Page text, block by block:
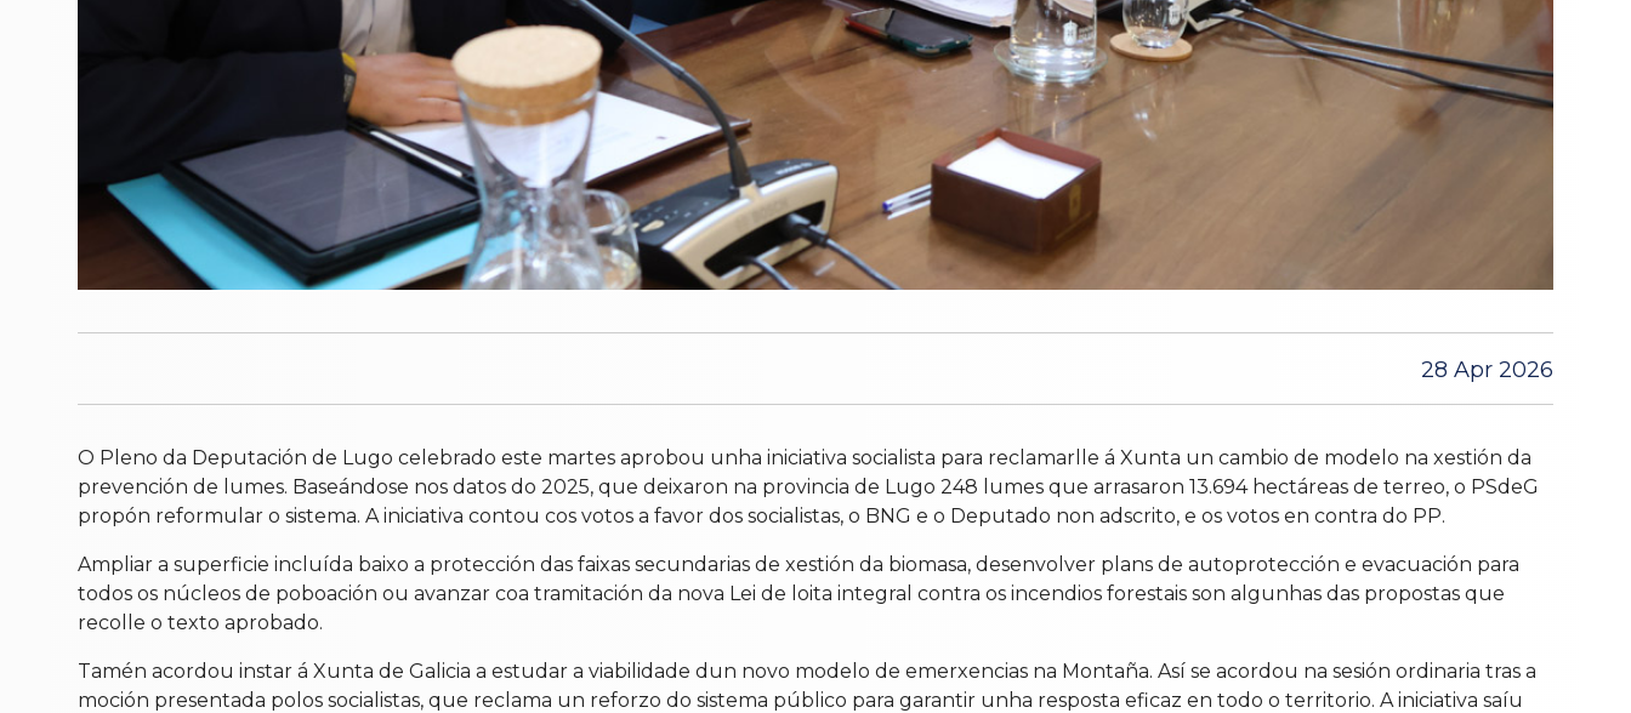
28 Apr 2026
O Pleno da Deputación de Lugo celebrado este martes aprobou unha iniciativa socialista para reclamarlle á Xunta un cambio de modelo na xestión da
prevención de lumes. Baseándose nos datos do 2025, que deixaron na provincia de Lugo 248 lumes que arrasaron 13.694 hectáreas de terreo, o PSdeG
propón reformular o sistema. A iniciativa contou cos votos a favor dos socialistas, o BNG e o Deputado non adscrito, e os votos en contra do PP.
Ampliar a superficie incluída baixo a protección das faixas secundarias de xestión da biomasa, desenvolver plans de autoprotección e evacuación para
todos os núcleos de poboación ou avanzar coa tramitación da nova Lei de loita integral contra os incendios forestais son algunhas das propostas que
recolle o texto aprobado.
Tamén acordou instar á Xunta de Galicia a estudar a viabilidade dun novo modelo de emerxencias na Montaña. Así se acordou na sesión ordinaria tras a
moción presentada polos socialistas, que reclama un reforzo do sistema público para garantir unha resposta eficaz en todo o territorio. A iniciativa saíu